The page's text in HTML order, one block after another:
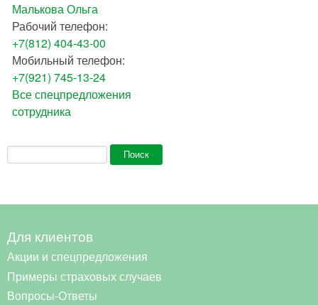
Малькова Ольга
Рабочий телефон:
+7(812) 404-43-00
Мобильный телефон:
+7(921) 745-13-24
Все спецпредложения
сотрудника
Форма поиска
Поиск
Для клиентов
Акции и спецпредложения
Примеры страховых случаев
Вопросы-Ответы